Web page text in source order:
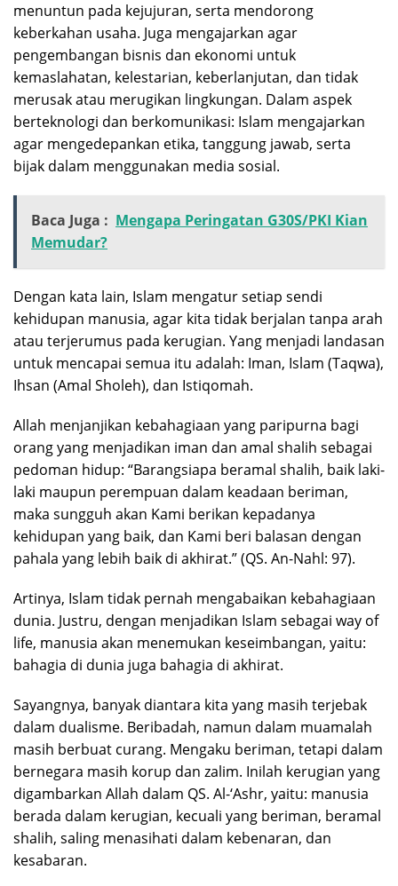
menuntun pada kejujuran, serta mendorong
keberkahan usaha. Juga mengajarkan agar
pengembangan bisnis dan ekonomi untuk
kemaslahatan, kelestarian, keberlanjutan, dan tidak
merusak atau merugikan lingkungan. Dalam aspek
berteknologi dan berkomunikasi: Islam mengajarkan
agar mengedepankan etika, tanggung jawab, serta
bijak dalam menggunakan media sosial.
Baca Juga : Mengapa Peringatan G30S/PKI Kian
Memudar?
Dengan kata lain, Islam mengatur setiap sendi
kehidupan manusia, agar kita tidak berjalan tanpa arah
atau terjerumus pada kerugian. Yang menjadi landasan
untuk mencapai semua itu adalah: Iman, Islam (Taqwa),
Ihsan (Amal Sholeh), dan Istiqomah.
Allah menjanjikan kebahagiaan yang paripurna bagi
orang yang menjadikan iman dan amal shalih sebagai
pedoman hidup: “Barangsiapa beramal shalih, baik laki-
laki maupun perempuan dalam keadaan beriman,
maka sungguh akan Kami berikan kepadanya
kehidupan yang baik, dan Kami beri balasan dengan
pahala yang lebih baik di akhirat.” (QS. An-Nahl: 97).
Artinya, Islam tidak pernah mengabaikan kebahagiaan
dunia. Justru, dengan menjadikan Islam sebagai way of
life, manusia akan menemukan keseimbangan, yaitu:
bahagia di dunia juga bahagia di akhirat.
Sayangnya, banyak diantara kita yang masih terjebak
dalam dualisme. Beribadah, namun dalam muamalah
masih berbuat curang. Mengaku beriman, tetapi dalam
bernegara masih korup dan zalim. Inilah kerugian yang
digambarkan Allah dalam QS. Al-‘Ashr, yaitu: manusia
berada dalam kerugian, kecuali yang beriman, beramal
shalih, saling menasihati dalam kebenaran, dan
kesabaran.